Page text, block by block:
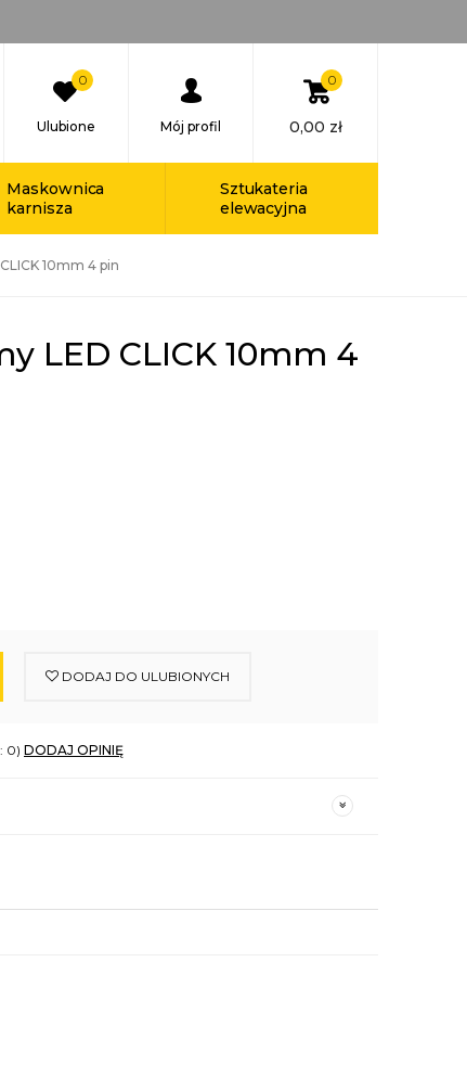
0
Ulubione Mój profil
0
0,00 zł
Maskownica
karnisza
Sztukateria
elewacyjna
10mm 4 pin
LED CLICK 10mm 4
DODAJ DO ULUBIONYCH
0) DODAJ OPINIĘ